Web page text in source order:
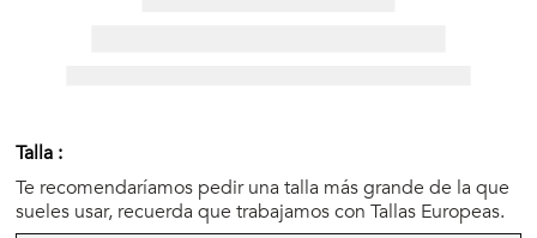
🤑 Zona Outlet
Talla :
Te recomendaríamos pedir una talla más grande de la que
sueles usar, recuerda que trabajamos con Tallas Europeas.